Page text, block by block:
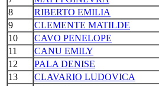
8
RIBERTO EMILIA
9
CLEMENTE MATILDE
10
CAVO PENELOPE
11
CANU EMILY
12
PALA DENISE
13
CLAVARIO LUDOVICA